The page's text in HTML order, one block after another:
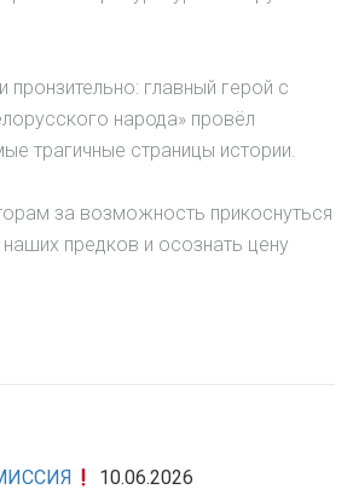
главный герой с
народа» провёл
трагичные страницы истории.
за возможность прикоснуться
предков и осознать цену
10.06.2026